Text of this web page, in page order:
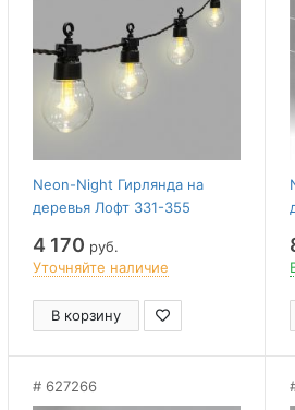
Neon-Night Гирлянда на
деревья Лофт 331-355
4 170 руб.
Уточняйте наличие
В корзину
627266